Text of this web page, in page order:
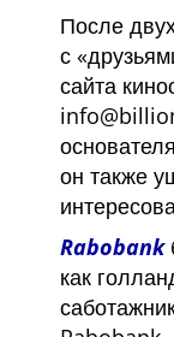
После
с
сайта
он также
Rabobank
как